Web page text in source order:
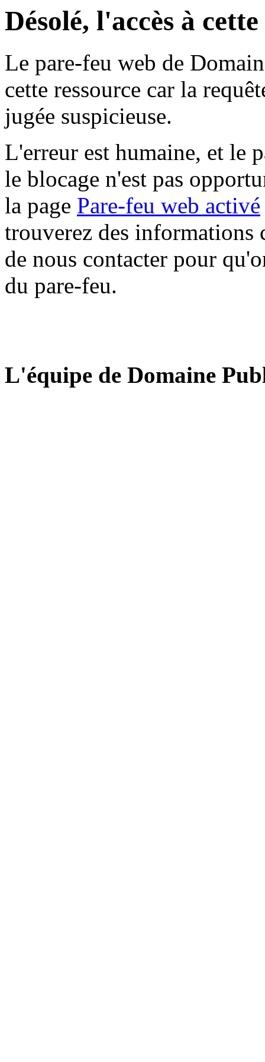
Désolé, l'accès à
Le pare-feu web de
cette ressource car la
jugée suspicieuse.
L'erreur est humaine, et le
le blocage n'est pas
la page Pare-feu web activé
trouverez des informations
de nous contacter pour
du pare-feu.
L'équipe de Domaine